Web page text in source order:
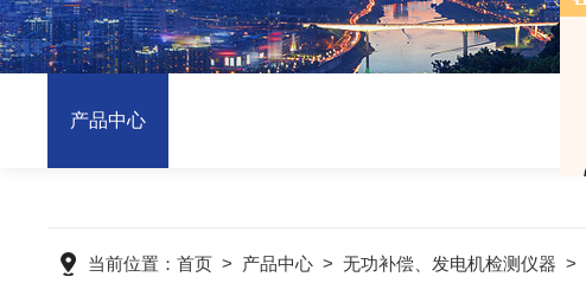
产品中心
当前位置：首页 > 产品中心 >无功补偿、发电机检测仪器 >